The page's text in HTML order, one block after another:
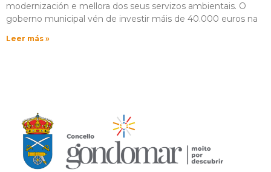
modernización e mellora dos seus servizos ambientais. O
goberno municipal vén de investir máis de 40.000 euros na
Leer más »